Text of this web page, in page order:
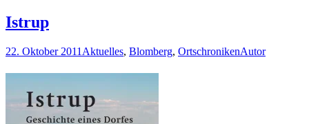
Istrup
22. Oktober 2011 Aktuelles, Blomberg, OrtschronikenAutor